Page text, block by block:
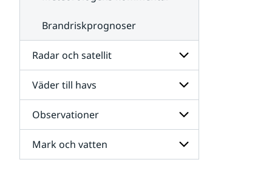
Brandriskprognoser
Radar och satellit
Undersidor
för
Radar
och
satellit
Väder till havs
Undersidor
för
Väder
till
havs
Observationer
Undersidor
för
Mark och vatten